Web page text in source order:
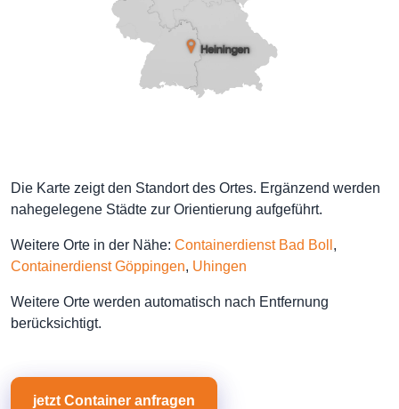
Die Karte zeigt den Standort des Ortes. Ergänzend werden
nahegelegene Städte zur Orientierung aufgeführt.
Weitere Orte in der Nähe: Containerdienst Bad Boll ,
Containerdienst Göppingen, Uhingen
Weitere Orte werden automatisch nach Entfernung
berücksichtigt.
jetzt Container anfragen